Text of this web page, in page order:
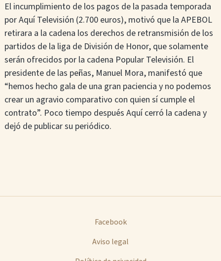
El incumplimiento de los pagos de la pasada temporada
por Aquí Televisión (2.700 euros), motivó que la APEBOL
retirara a la cadena los derechos de retransmisión de los
partidos de la liga de División de Honor, que solamente
serán ofrecidos por la cadena Popular Televisión. El
presidente de las peñas, Manuel Mora, manifestó que
“hemos hecho gala de una gran paciencia y no podemos
crear un agravio comparativo con quien sí cumple el
contrato”. Poco tiempo después Aquí cerró la cadena y
dejó de publicar su periódico.
Facebook
Aviso legal